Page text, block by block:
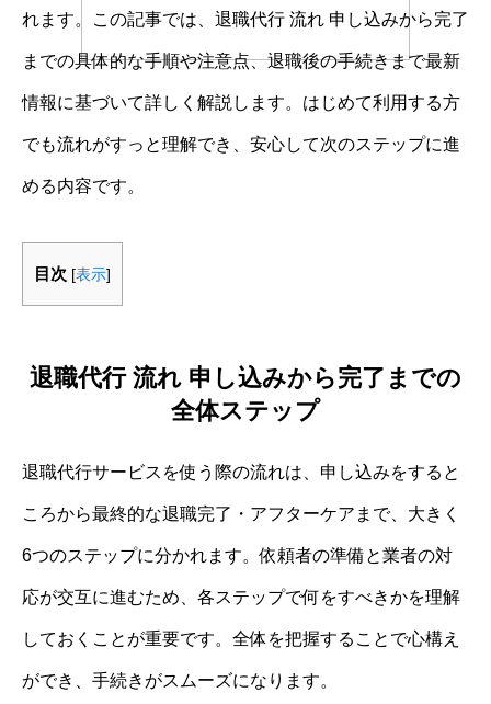
れます。この記事では、退職代行 流れ 申し込みから完了
までの具体的な手順や注意点、退職後の手続きまで最新
情報に基づいて詳しく解説します。はじめて利用する方
でも流れがすっと理解でき、安心して次のステップに進
める内容です。
目次 [表示]
退職代行 流れ 申し込みから完了までの
全体ステップ
退職代行サービスを使う際の流れは、申し込みをすると
ころから最終的な退職完了・アフターケアまで、大きく
6つのステップに分かれます。依頼者の準備と業者の対
応が交互に進むため、各ステップで何をすべきかを理解
しておくことが重要です。全体を把握することで心構え
ができ、手続きがスムーズになります。